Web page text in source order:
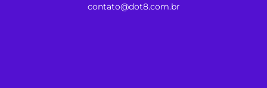
contato@dot8.com.br